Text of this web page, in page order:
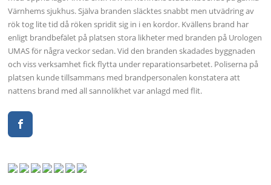
Värnhems sjukhus. Själva branden släcktes snabbt men utvädring av
rök tog lite tid då röken spridit sig in i en kordor. Kvällens brand har
enligt brandbefälet på platsen stora likheter med branden på Urologen
UMAS för några veckor sedan. Vid den branden skadades byggnaden
och viss verksamhet fick flytta under reparationsarbetet. Poliserna på
platsen kunde tillsammans med brandpersonalen konstatera att
nattens brand med all sannolikhet var anlagd med flit.